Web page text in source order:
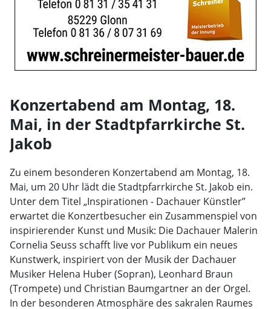
Konzertabend am Montag, 18.
Mai, in der Stadtpfarrkirche St.
Jakob
Zu einem besonderen Konzertabend am Montag, 18.
Mai, um 20 Uhr lädt die Stadtpfarrkirche St. Jakob ein.
Unter dem Titel „Inspirationen - Dachauer Künstler”
erwartet die Konzertbesucher ein Zusammenspiel von
inspirierender Kunst und Musik: Die Dachauer Malerin
Cornelia Seuss schafft live vor Publikum ein neues
Kunstwerk, inspiriert von der Musik der Dachauer
Musiker Helena Huber (Sopran), Leonhard Braun
(Trompete) und Christian Baumgartner an der Orgel.
In der besonderen Atmosphäre des sakralen Raumes